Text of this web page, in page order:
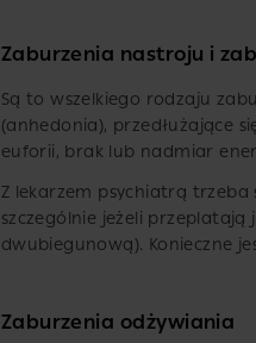
Zaburzenia nastroju i
Są to wszelkiego rodzaju
(anhedonia), przedłużające
euforii, brak lub nadmiar
Z lekarzem psychiatrą
szczególnie jeżeli przeplatają
dwubiegunową). Konieczne
Zaburzenia odżywiania